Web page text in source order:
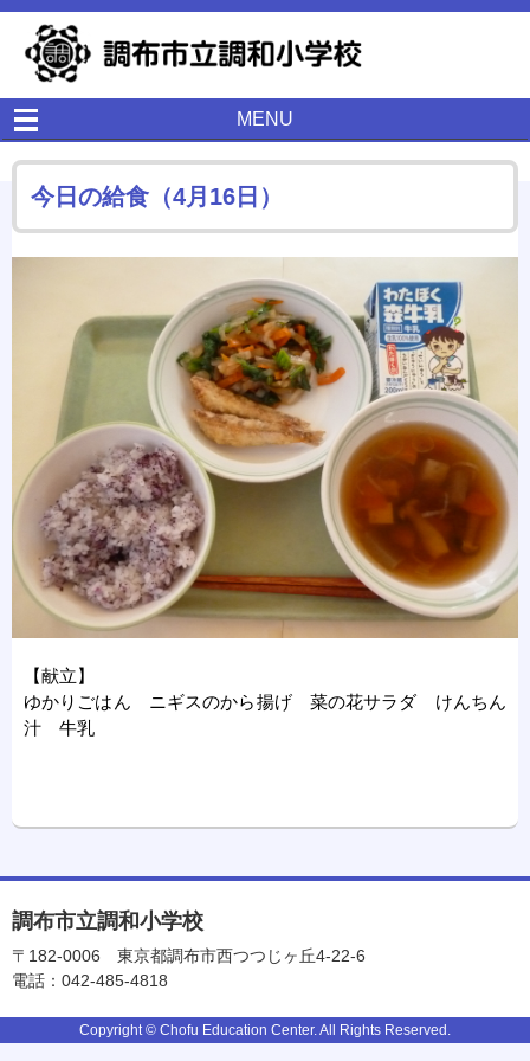
MENU
今日の給食（4月16日）
【献立】
ゆかりごはん ニギスのから揚げ 菜の花サラダ けんちん
汁 牛乳
調布市立調和小学校
〒182-0006
東京都調布市西つつじヶ丘4-22-6
電話：042-485-4818
Copyright © Chofu Education Center. All Rights Reserved.